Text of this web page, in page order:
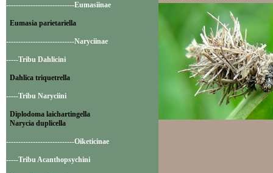
----------------------------Eumasiinae
Eumasia parietariella
----------------------------Naryciinae
-----Tribu Dahlicini
Dahlica triquetrella
-----Tribu Naryciini
Diplodoma laichartingella
Narycia duplicella
----------------------------Oiketicinae
-----Tribu Acanthopsychini